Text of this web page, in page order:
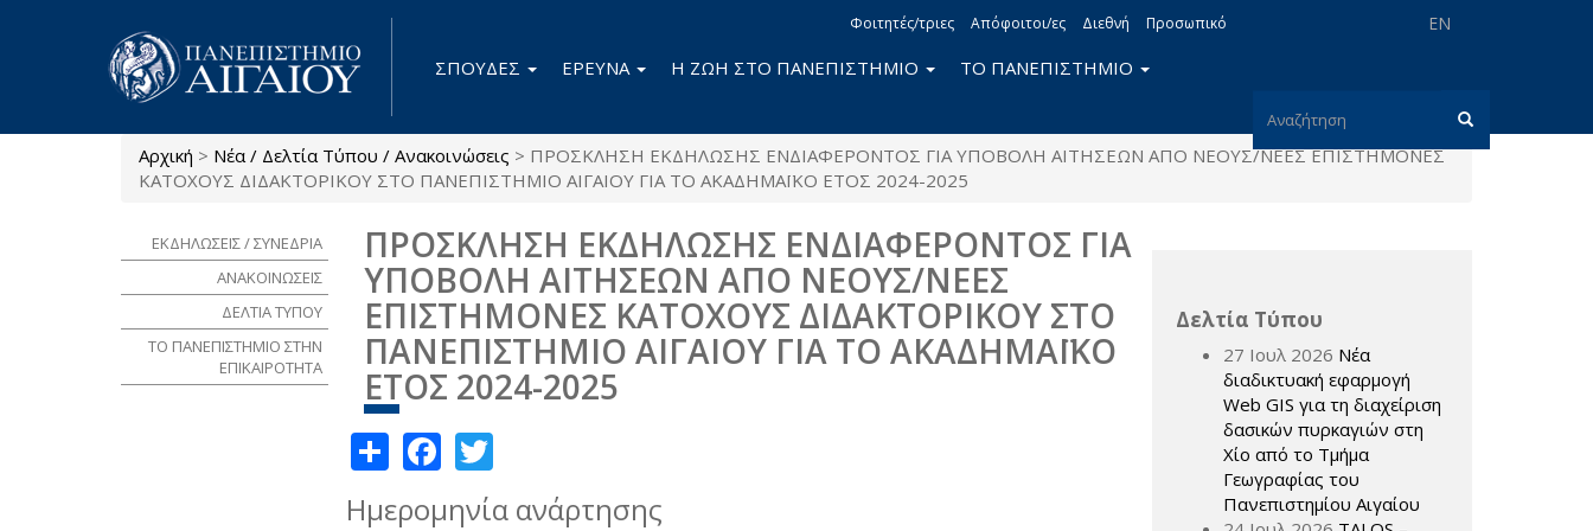
EN
Φοιτητές/τριες Απόφοιτοι/ες Διεθνή Προσωπικό
Φόρμα
αναζήτησης
Αναζήτηση
ΣΠΟΥΔΕΣ ΕΡΕΥΝΑ Η ΖΩΗ ΣΤΟ ΠΑΝΕΠΙΣΤΗΜΙΟ ΤΟ ΠΑΝΕΠΙΣΤΗΜΙΟ
Είστε εδώ
Αρχική > Νέα / Δελτία Τύπου / Ανακοινώσεις > ΠΡΟΣΚΛΗΣΗ ΕΚΔΗΛΩΣΗΣ ΕΝΔΙΑΦΕΡΟΝΤΟΣ ΓΙΑ ΥΠΟΒΟΛΗ ΑΙΤΗΣΕΩΝ ΑΠΟ ΝΕΟΥΣ/ΝΕΕΣ ΕΠΙΣΤΗΜΟΝΕΣ
ΚΑΤΟΧΟΥΣ ΔΙΔΑΚΤΟΡΙΚΟΥ ΣΤΟ ΠΑΝΕΠΙΣΤΗΜΙΟ ΑΙΓΑΙΟΥ ΓΙΑ ΤΟ ΑΚΑΔΗΜΑΪΚΟ ΕΤΟΣ 2024-2025
ΠΡΟΣΚΛΗΣΗ ΕΚΔΗΛΩΣΗΣ ΕΝΔΙΑΦΕΡΟΝΤΟΣ ΓΙΑ
ΥΠΟΒΟΛΗ ΑΙΤΗΣΕΩΝ ΑΠΟ ΝΕΟΥΣ/ΝΕΕΣ
ΕΠΙΣΤΗΜΟΝΕΣ ΚΑΤΟΧΟΥΣ ΔΙΔΑΚΤΟΡΙΚΟΥ ΣΤΟ
ΠΑΝΕΠΙΣΤΗΜΙΟ ΑΙΓΑΙΟΥ ΓΙΑ ΤΟ ΑΚΑΔΗΜΑΪΚΟ
ΕΤΟΣ 2024-2025
ShareFacebook
Ημερομηνία ανάρτησης
ΕΚΔΗΛΩΣΕΙΣ / ΣΥΝΕΔΡΙΑ
ΑΝΑΚΟΙΝΩΣΕΙΣ
ΔΕΛΤΙΑ ΤΥΠΟΥ
ΤΟ ΠΑΝΕΠΙΣΤΗΜΙΟ ΣΤΗΝ
ΕΠΙΚΑΙΡΟΤΗΤΑ
Δελτία Τύπου
27 Ιουλ 2026 Νέα
διαδικτυακή εφαρμογή
Web GIS για τη διαχείριση
δασικών πυρκαγιών στη
Χίο από το Τμήμα
Γεωγραφίας του
Πανεπιστημίου Αιγαίου